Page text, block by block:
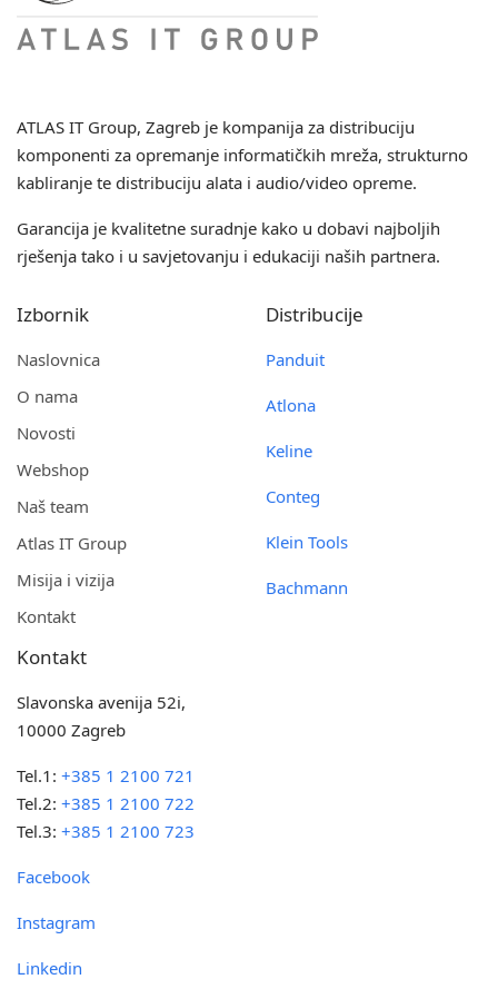
ATLAS IT Group, Zagreb je kompanija za distribuciju
komponenti za opremanje informatičkih mreža, strukturno
kabliranje te distribuciju alata i audio/video opreme.
Garancija je kvalitetne suradnje kako u dobavi najboljih
rješenja tako i u savjetovanju i edukaciji naših partnera.
Izbornik
Naslovnica
O nama
Novosti
Webshop
Naš team
Atlas IT Group
Misija i vizija
Kontakt
Distribucije
Panduit
Atlona
Keline
Conteg
Klein Tools
Bachmann
Kontakt
Slavonska avenija 52i,
10000 Zagreb
Tel.1:+385 1 2100 721
Tel.2:+385 1 2100 722
Tel.3:+385 1 2100 723
Facebook
Instagram
Linkedin